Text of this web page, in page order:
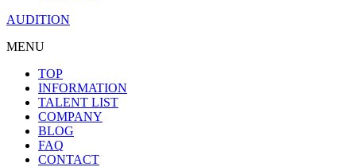
AUDITION
MENU
TOP
INFORMATION
TALENT LIST
COMPANY
BLOG
FAQ
CONTACT